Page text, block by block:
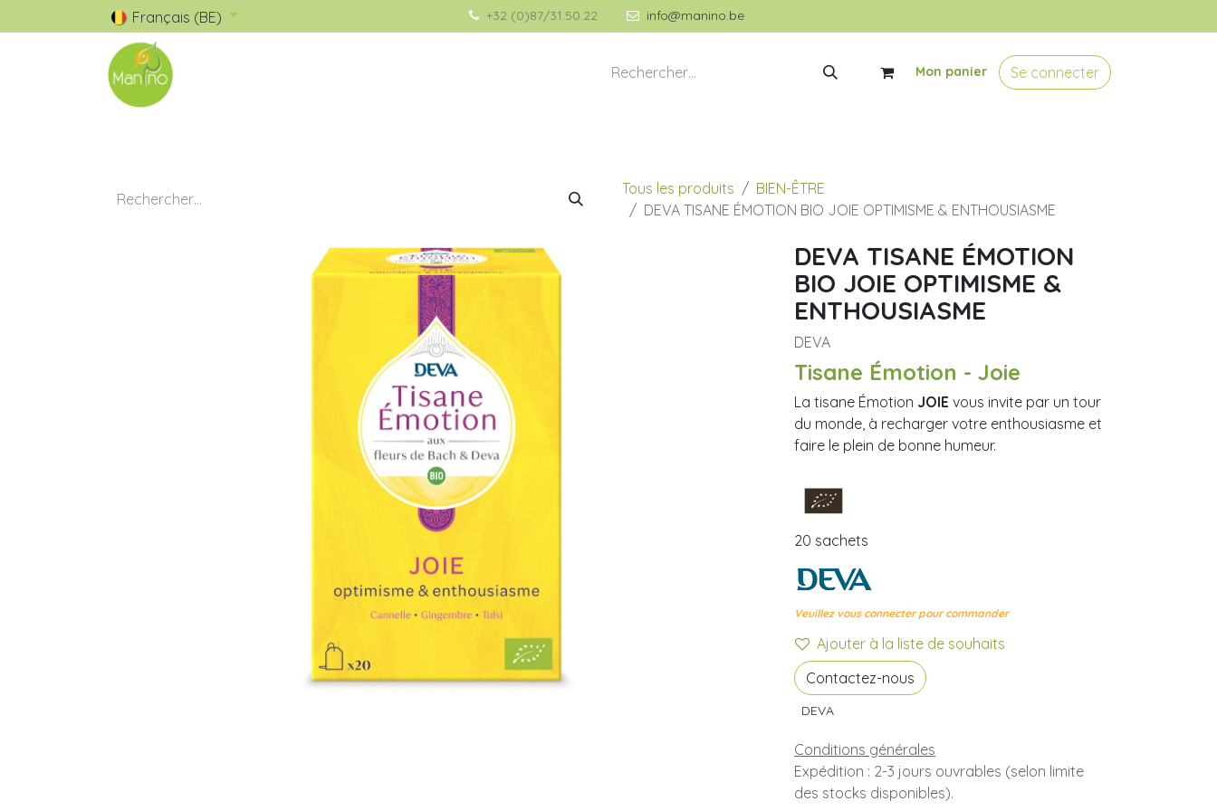
Français (BE) +32 (0)87/31.50.22 info@manino.be
Mon panier Se connecter
Tous les produits
BIEN-ÊTRE
DEVA TISANE ÉMOTION BIO JOIE OPTIMISME & ENTHOUSIASME
DEVA TISANE ÉMOTION
BIO JOIE OPTIMISME &
ENTHOUSIASME
DEVA
Tisane Émotion - Joie
La tisane Émotion JOIE vous invite par un tour
du monde, à recharger votre enthousiasme et
faire le plein de bonne humeur.
20 sachets
Veuillez vous connecter pour commander
Ajouter à la liste de souhaits
Contactez-nous
DEVA
Conditions générales
Expédition : 2-3 jours ouvrables (selon limite
des stocks disponibles).